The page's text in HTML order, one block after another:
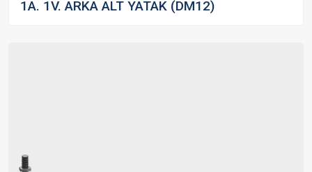
1A. 1V. ARKA ALT YATAK (DM12)